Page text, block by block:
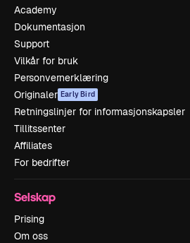
Academy
Dokumentasjon
Support
Vilkår for bruk
Personvernerklæring
Originaler Early Bird
Retningslinjer for informasjonskapsler
Tillitssenter
Affiliates
For bedrifter
Selskap
Prising
Om oss